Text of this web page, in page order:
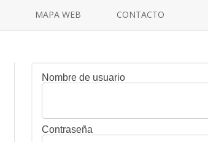
MAPA WEB CONTACTO
Nombre de usuario
Contraseña